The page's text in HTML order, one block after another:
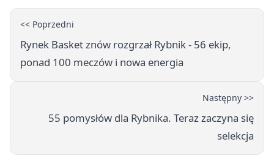
<< Poprzedni
Rynek Basket znów rozgrzał Rybnik - 56 ekip,
ponad 100 meczów i nowa energia
Następny >>
55 pomysłów dla Rybnika. Teraz zaczyna się
selekcja